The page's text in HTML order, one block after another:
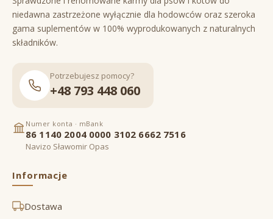
niedawna zastrzeżone wyłącznie dla hodowców oraz szeroka
gama suplementów w 100% wyprodukowanych z naturalnych
składników.
Potrzebujesz pomocy?
+48 793 448 060
Numer konta · mBank
86 1140 2004 0000 3102 6662 7516
Navizo Sławomir Opas
Informacje
Dostawa